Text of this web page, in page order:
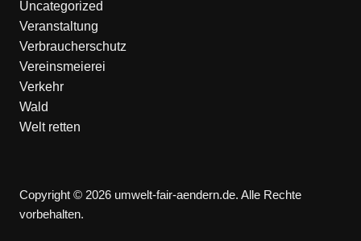
Uncategorized
Veranstaltung
Verbraucherschutz
Vereinsmeierei
Verkehr
Wald
Welt retten
Copyright © 2026 umwelt-fair-aendern.de. Alle Rechte
vorbehalten.